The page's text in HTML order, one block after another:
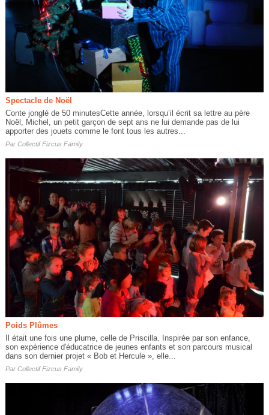
Spectacle de Noël
Conte jonglé de 50 minutesCette année, lorsqu’il écrit sa lettre au père
Noël, Michel, un petit garçon de sept ans ne lui demande pas de lui
apporter des jouets comme le font tous les autres...
Par Collectif Fizcus Family
Poids Plûmes
Il était une fois une plume, celle de Priscilla. Inspirée par son enfance,
son expérience d'éducatrice de jeunes enfants et son parcours musical
dans son dernier projet « Bob et Hercule », elle...
Par Collectif Fizcus Family